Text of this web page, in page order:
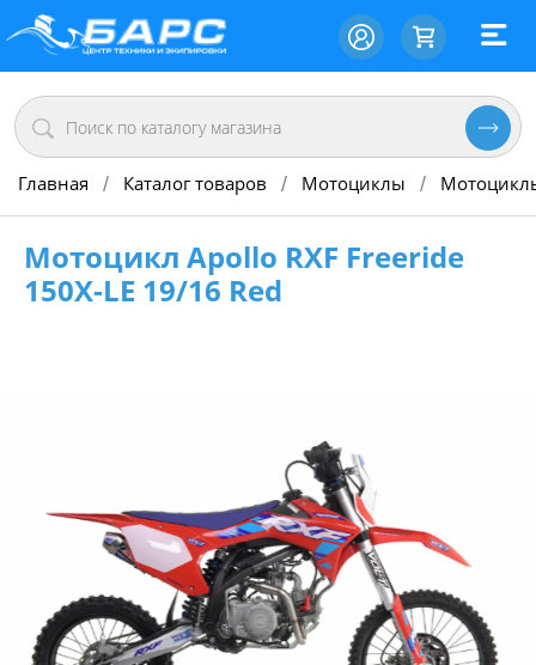
Главная / Каталог товаров / Мотоциклы /
Мотоцикл Apollo RXF Freeride
150X-LE 19/16 Red